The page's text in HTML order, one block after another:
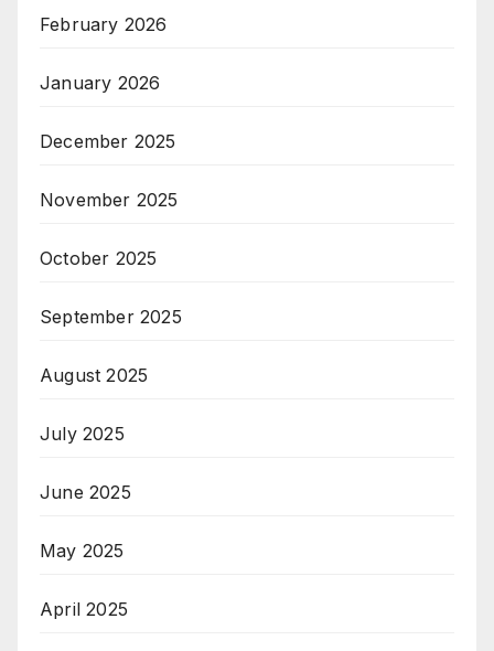
February 2026
January 2026
December 2025
November 2025
October 2025
September 2025
August 2025
July 2025
June 2025
May 2025
April 2025